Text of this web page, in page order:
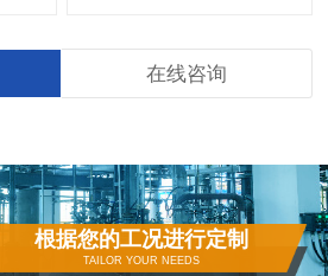
在线咨询
根据您的工况进行定制
TAILOR YOUR NEEDS